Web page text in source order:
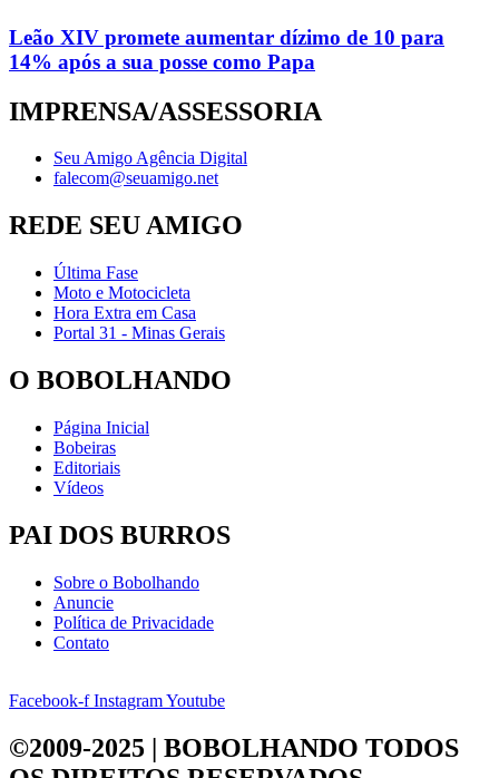
Leão XIV promete aumentar dízimo de 10 para
14% após a sua posse como Papa
IMPRENSA/ASSESSORIA
Seu Amigo Agência Digital
falecom@seuamigo.net
REDE SEU AMIGO
Última Fase
Moto e Motocicleta
Hora Extra em Casa
Portal 31 - Minas Gerais
O BOBOLHANDO
Página Inicial
Bobeiras
Editoriais
Vídeos
PAI DOS BURROS
Sobre o Bobolhando
Anuncie
Política de Privacidade
Contato
Facebook-f InstagramYoutube
©2009-2025 | BOBOLHANDO TODOS